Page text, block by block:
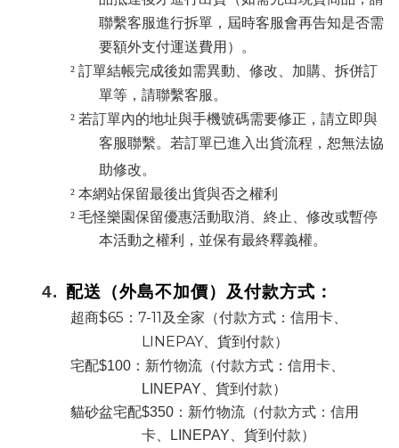
聯繫客服進行拆單，屆時客服會再告知是否需
要額外支付運送費用）。
² 訂單結帳完成後如需異動、修改、加購、拆併訂
單等，請聯繫客服。
² 若訂單內的地址與手機號碼需要修正，請立即與
客服聯繫。若訂單已進入出貨流程，恕無法協
助修改。
² 本網站保留最後出貨與否之權利
² 毛怪樂園保留優惠活動取消、終止、修改或暫停
本活動之權利，並保有最終釋義權。
4. 配送（外島不加價）及付款方式：
超商$65 ： 7-11 及全家（付款方式：信用卡、
LINEPAY、貨到付款）
宅配$100 ：新竹物流（付款方式：信用卡、
LINEPAY 、貨到付款）
貓砂盆宅配$350：新竹物流（付款方式：信用
卡、LINEPAY、貨到付款）